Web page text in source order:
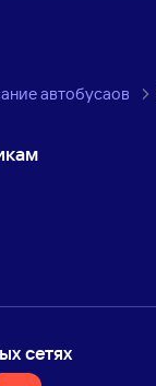
автобусаов
сетях